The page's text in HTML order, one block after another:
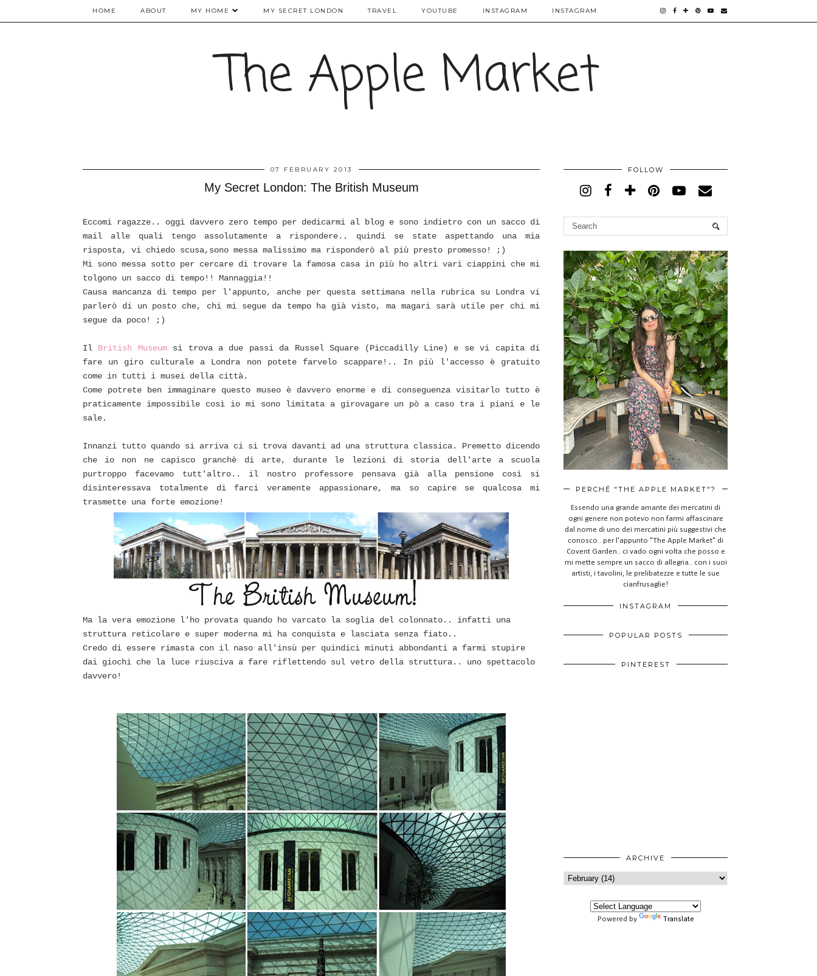
HOME ABOUT MY HOME MY SECRET LONDON TRAVEL YOUTUBE INSTAGRAM INSTAGRAM
The Apple Market
07 FEBRUARY 2013
My Secret London: The British Museum
Eccomi ragazze.. oggi davvero zero tempo per dedicarmi al blog e sono indietro con un sacco di
mail alle quali tengo assolutamente a rispondere.. quindi se state aspettando una mia
risposta, vi chiedo scusa,sono messa malissimo ma risponderò al più presto promesso! ;)
Mi sono messa sotto per cercare di trovare la famosa casa in più ho altri vari ciappini che mi
tolgono un sacco di tempo!! Mannaggia!!
Causa mancanza di tempo per l'appunto, anche per questa settimana nella rubrica su Londra vi
parlerò di un posto che, chi mi segue da tempo ha già visto, ma magari sarà utile per chi mi
segue da poco! ;)
Il British Museumsi trova a due passi da Russel Square (Piccadilly Line) e se vi capita di
fare un giro culturale a Londra non potete farvelo scappare!.. In più l'accesso è gratuito
come in tutti i musei della città.
Come potrete ben immaginare questo museo è davvero enorme e di conseguenza visitarlo tutto è
praticamente impossibile così io mi sono limitata a girovagare un pò a caso tra i piani e le
sale.
Innanzi tutto quando si arriva ci si trova davanti ad una struttura classica. Premetto dicendo
che io non ne capisco granchè di arte, durante le lezioni di storia dell'arte a scuola
purtroppo facevamo tutt'altro.. il nostro professore pensava già alla pensione così si
disinteressava totalmente di farci veramente appassionare, ma so capire se qualcosa mi
trasmette una forte emozione!
Ma la vera emozione l'ho provata quando ho varcato la soglia del colonnato.. infatti una
struttura reticolare e super moderna mi ha conquista e lasciata senza fiato..
Credo di essere rimasta con il naso all'insù per quindici minuti abbondanti a farmi stupire
dai giochi che la luce riusciva a fare riflettendo sul vetro della struttura.. uno spettacolo
davvero!
FOLLOW
PERCHÉ "THE APPLE MARKET"?
Essendo una grande amante dei mercatini di
ogni genere non potevo non farmi affascinare
dal nome di uno dei mercatini più suggestivi che
conosco.. per l'appunto "The Apple Market" di
Covent Garden.. ci vado ogni volta che posso e
mi mette sempre un sacco di allegria.. con i suoi
artisti, i tavolini, le prelibatezze e tutte le sue
cianfrusaglie!
INSTAGRAM
POPULAR POSTS
PINTEREST
ARCHIVE
Powered by Translate